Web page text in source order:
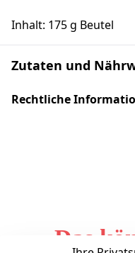
Inhalt: 175 g Beutel
Zutaten und
Rechtliche
Das